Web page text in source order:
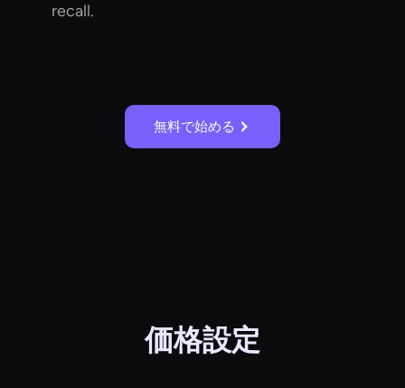
recall.
無料で始める
価格設定